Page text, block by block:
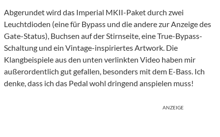
Abgerundet wird das Imperial MKII-Paket durch zwei
Leuchtdioden (eine für Bypass und die andere zur Anzeige des
Gate-Status), Buchsen auf der Stirnseite, eine True-Bypass-
Schaltung und ein Vintage-inspiriertes Artwork. Die
Klangbeispiele aus den unten verlinkten Video haben mir
außerordentlich gut gefallen, besonders mit dem E-Bass. Ich
denke, dass ich das Pedal wohl dringend anspielen muss!
ANZEIGE